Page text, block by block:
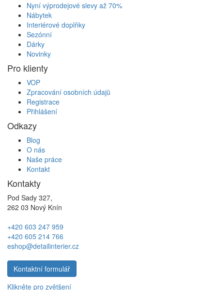
Nyní výprodejové slevy až 70%
Nábytek
Interiérové doplňky
Sezónní
Dárky
Novinky
Pro klienty
VOP
Zpracování osobních údajů
Registrace
Přihlášení
Odkazy
Blog
O nás
Naše práce
Kontakt
Kontakty
Pod Sady 327,
262 03 Nový Knín
+420 603 247 959
+420 605 214 766
eshop@detailinterier.cz
Kontaktní formulář
Klikněte pro zvětšení